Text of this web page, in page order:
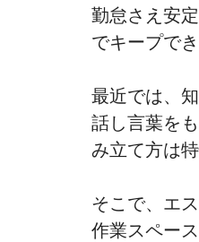
勤怠さえ安
でキープでき
最近では、
話し言葉を
み立て方は
そこで、エ
作業スペー